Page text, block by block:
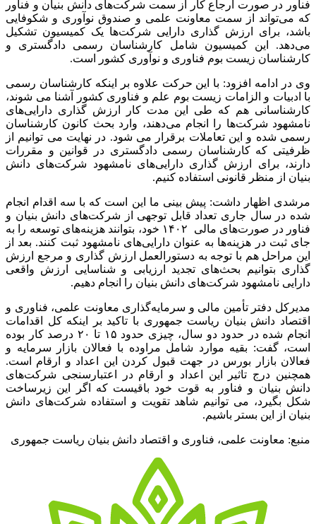
فناور در صورت ارجاع کار از سمت شرکت‌های دانش بنیان و فناور
که می‌تواند از سمت معاونت علمی و صندوق نوآوری و شکوفایی
باشد، برای ارزش گذاری دارایی شرکت‌ها یک کمیسیون تشکیل
می‌دهد. این کمیسیون شامل کارشناسان رسمی دادگستری و
کارشناسان زیست بوم فناوری و نوآوری کشور است.
وی در ادامه افزود: با این حرکت علاوه بر اینکه کارشناسان رسمی
با ادبیات و الزامات زیست بوم علم و فناوری کشور آشنا می شوند،
کارشناسانی هم که طی این مدت کار ارزش گذاری دارایی‌های
نامشهود شرکت‌ها را انجام می‌دهند، وارد بحث کانون کارشناسان
رسمی شده و این تعاملات برقرار می شود. در نهایت می توانیم از
ظرفیتی که کارشناسان رسمی دادگستری در قوانین و مقررات
دارند، برای ارزش گذاری دارایی‌های نامشهود شرکت‌های دانش
بنیان از منظر قانونی استفاده کنیم.
مرشدی اظهار داشت: پیش بینی ما این است که با سه اقدام انجام
شده در سال جاری تعداد قابل توجهی از شرکت‌های دانش بنیان و
فناور در صورت‌های مالی ۱۴۰۲ خود، بتوانند هزینه‌های توسعه را به
جای ثبت در هزینه‌ها به عنوان دارایی‌های نامشهود ثبت کنند. بعد از
این مراحل هم با توجه به دستورالعمل ارزش گذاری و مرجع ارزش
گذاری بتوانیم بحث‌های تجدید ارزیابی و شناسایی ارزش واقعی
دارایی نامشهود شرکت‌های دانش بنیان را انجام دهیم.
مدیرکل دفتر تأمین مالی و سرمایه‌گذاری معاونت علمی، فناوری و
اقتصاد دانش بنیان ریاست جمهوری با تاکید بر اینکه کل اقدامات
انجام شده در حدود دو سال، چیزی حدود ۱۵ تا ۲۰ درصد کار بوده
است، گفت: بقیه موارد شامل مراوده با فعالان بازار سرمایه و
فعالان بازار بورس در جهت قبول کردن این اعداد و ارقام است.
همچنین درج تاثیر این اعداد و ارقام در اعتبارسنجی شرکت‌های
دانش بنیان و فناور به قوت خود باقیست که اگر این زیرساخت
شکل بگیرد، می توانیم شاهد تقویت و استفاده شرکت‌های دانش
بنیان از این بستر باشیم.
منبع: معاونت علمی، فناوری و اقتصاد دانش بنیان ریاست جمهوری